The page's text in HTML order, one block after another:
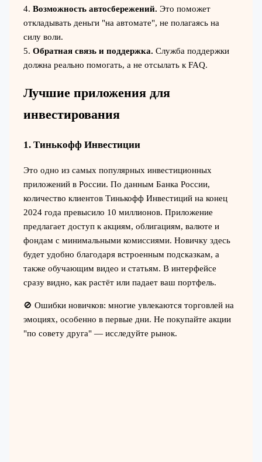
4. Возможность автосбережений. Это поможет
откладывать деньги "на автомате", не полагаясь на
силу воли.
5. Обратная связь и поддержка. Служба поддержки
должна реально помогать, а не отсылать к FAQ.
Лучшие приложения для
инвестирования
1. Тинькофф Инвестиции
Это одно из самых популярных инвестиционных
приложений в России. По данным Банка России,
количество клиентов Тинькофф Инвестиций на конец
2024 года превысило 10 миллионов. Приложение
предлагает доступ к акциям, облигациям, валюте и
фондам с минимальными комиссиями. Новичку здесь
будет удобно благодаря встроенным подсказкам, а
также обучающим видео и статьям. В интерфейсе
сразу видно, как растёт или падает ваш портфель.
🚫 Ошибки новичков: многие увлекаются торговлей на
эмоциях, особенно в первые дни. Не покупайте акции
"по совету друга" — исследуйте рынок.